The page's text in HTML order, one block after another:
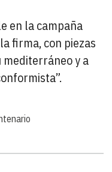
en la campaña
firma, con piezas
mediterráneo y a